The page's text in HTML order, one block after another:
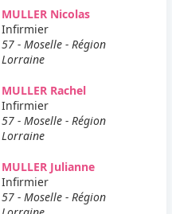
MULLER Nicolas
Infirmier
57 - Moselle - Région
Lorraine
MULLER Rachel
Infirmier
57 - Moselle - Région
Lorraine
MULLER Julianne
Infirmier
57 - Moselle - Région